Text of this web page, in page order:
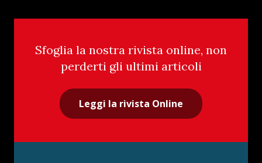
Sfoglia la nostra rivista online, non
perderti gli ultimi articoli
Leggi la rivista Online